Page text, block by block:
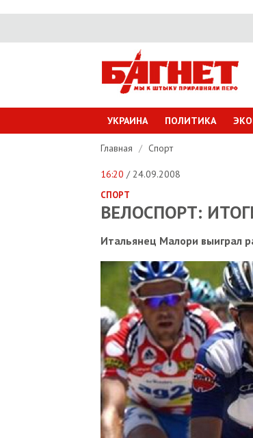
УКРАИНА ПОЛИТИКА
Главная / Спорт
16:20 / 24.09.2008
СПОРТ
ВЕЛОСПОРТ:
Итальянец Малори выиграл